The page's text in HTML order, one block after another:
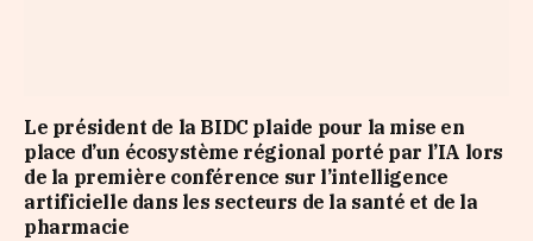
Le président de la BIDC plaide pour la mise en
place d’un écosystème régional porté par l’IA lors
de la première conférence sur l’intelligence
artificielle dans les secteurs de la santé et de la
pharmacie